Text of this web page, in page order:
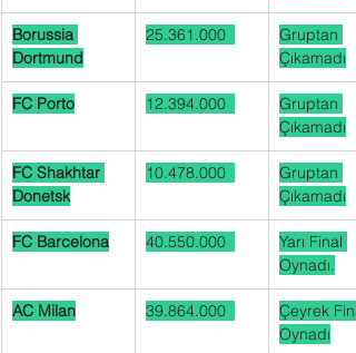
Borussia
Dortmund
25.361.000
Gruptan
Çıkamadı
FC Porto 12.394.000
Gruptan
Çıkamadı
FC Shakhtar
Donetsk
10.478.000
Gruptan
Çıkamadı
FC Barcelona 40.550.000
Yarı Final
Oynadı.
AC Milan 39.864.000
Çeyrek
Oynadı